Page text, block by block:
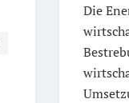
Die